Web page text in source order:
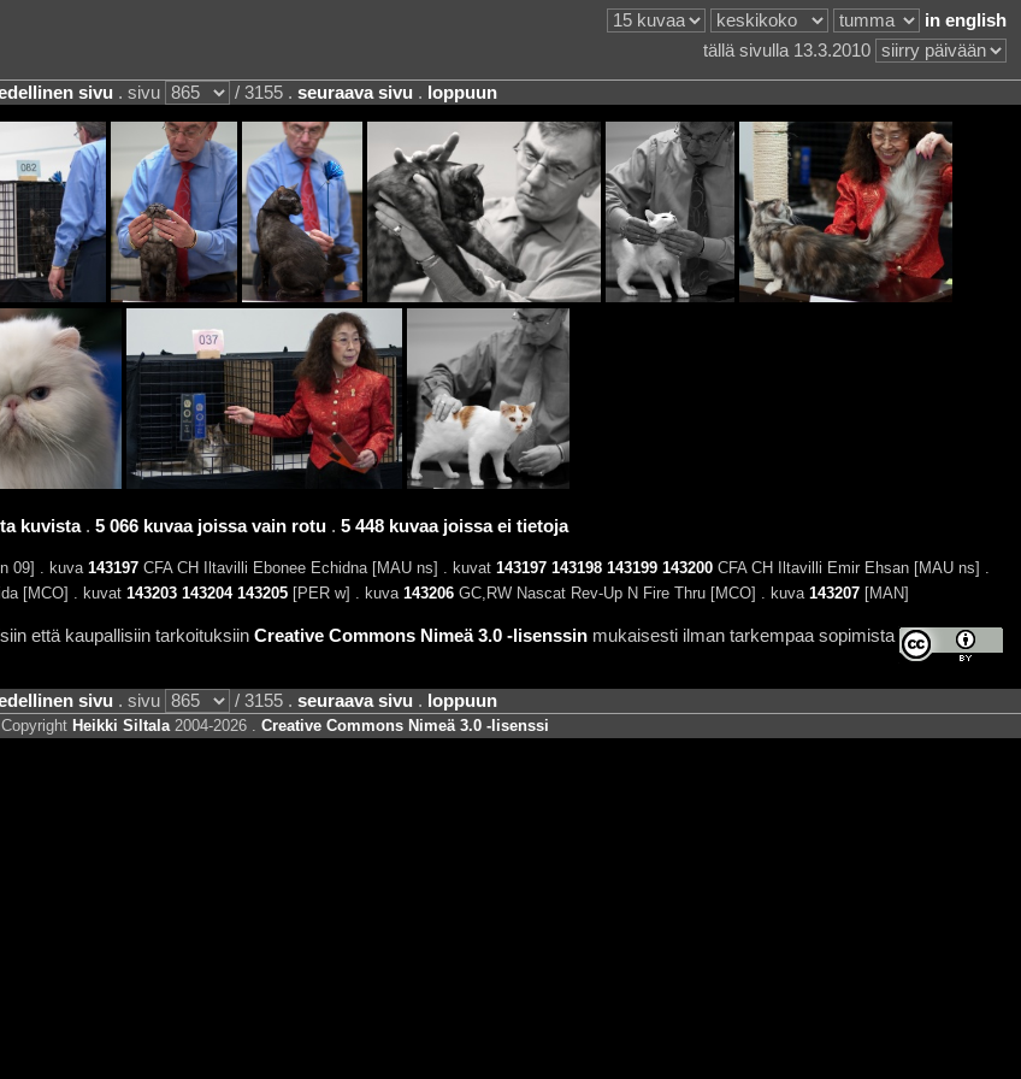
in english
tällä sivulla 13.3.2010
sivu . sivu / 3155 . seuraava sivu . loppuun
kuvista. 5 066 kuvaa joissa vain rotu. 5 448 kuvaa joissa ei tietoja
09] . kuva 143197CFA CH Iltavilli Ebonee Echidna [MAU ns] . kuvat 143197 143198 143199 143200CFA CH Iltavilli Emir Ehsan [MAU ns] .
[MCO] . kuvat 143203 143204 143205[PER w] . kuva 143206GC,RW Nascat Rev-Up N Fire Thru [MCO] . kuva 143207[MAN]
että kaupallisiin tarkoituksiin Creative Commons Nimeä 3.0 -lisenssinmukaisesti ilman tarkempaa sopimista
sivu . sivu / 3155 . seuraava sivu . loppuun
Heikki Siltala2004-2026 . Creative Commons Nimeä 3.0 -lisenssi